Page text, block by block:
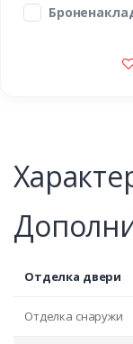
Отделка двери
Отделка снаружи